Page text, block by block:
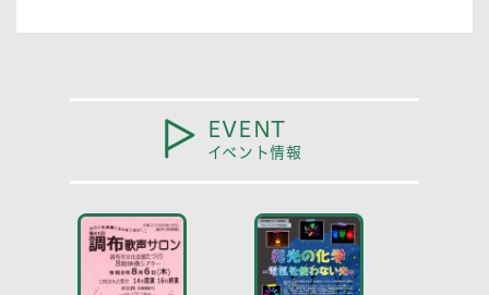
EVENT
イベント情報